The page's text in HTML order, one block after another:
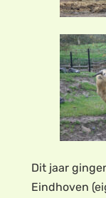
Dit jaar
Eindhoven